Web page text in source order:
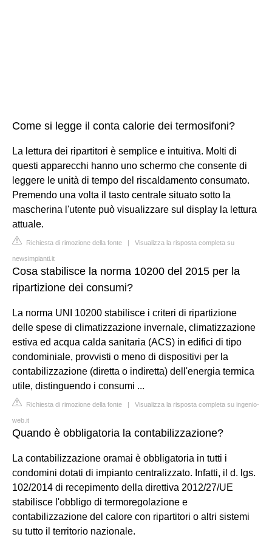
Come si legge il conta calorie dei termosifoni?
La lettura dei ripartitori è semplice e intuitiva. Molti di
questi apparecchi hanno uno schermo che consente di
leggere le unità di tempo del riscaldamento consumato.
Premendo una volta il tasto centrale situato sotto la
mascherina l'utente può visualizzare sul display la lettura
attuale.
Richiesta di rimozione della fonte | Visualizza la risposta completa su
newsimpianti.it
Cosa stabilisce la norma 10200 del 2015 per la
ripartizione dei consumi?
La norma UNI 10200 stabilisce i criteri di ripartizione
delle spese di climatizzazione invernale, climatizzazione
estiva ed acqua calda sanitaria (ACS) in edifici di tipo
condominiale, provvisti o meno di dispositivi per la
contabilizzazione (diretta o indiretta) dell'energia termica
utile, distinguendo i consumi ...
Richiesta di rimozione della fonte | Visualizza la risposta completa su ingenio-
web.it
Quando è obbligatoria la contabilizzazione?
La contabilizzazione oramai è obbligatoria in tutti i
condomini dotati di impianto centralizzato. Infatti, il d. lgs.
102/2014 di recepimento della direttiva 2012/27/UE
stabilisce l'obbligo di termoregolazione e
contabilizzazione del calore con ripartitori o altri sistemi
su tutto il territorio nazionale.